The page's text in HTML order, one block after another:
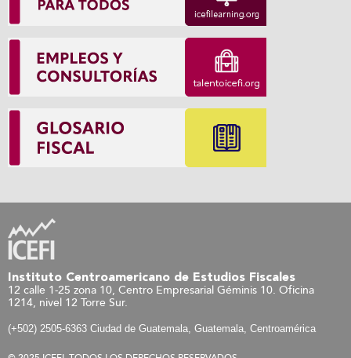
Instituto Centroamericano de Estudios Fiscales
12 calle 1-25 zona 10, Centro Empresarial Géminis 10. Oficina
1214, nivel 12 Torre Sur.
(+502) 2505-6363 Ciudad de Guatemala, Guatemala, Centroamérica